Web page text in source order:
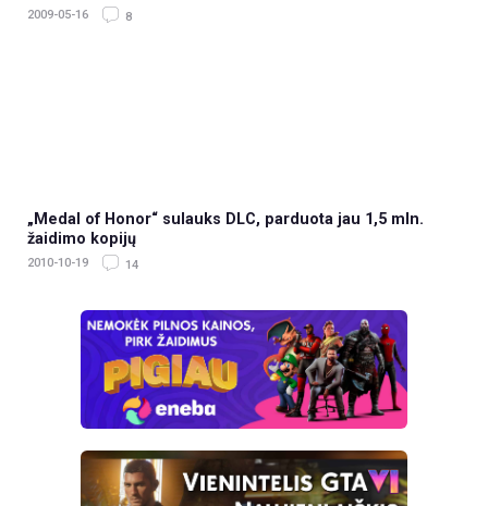
2009-05-16 8
„Medal of Honor“ sulauks DLC, parduota jau 1,5 mln.
žaidimo kopijų
2010-10-19 14